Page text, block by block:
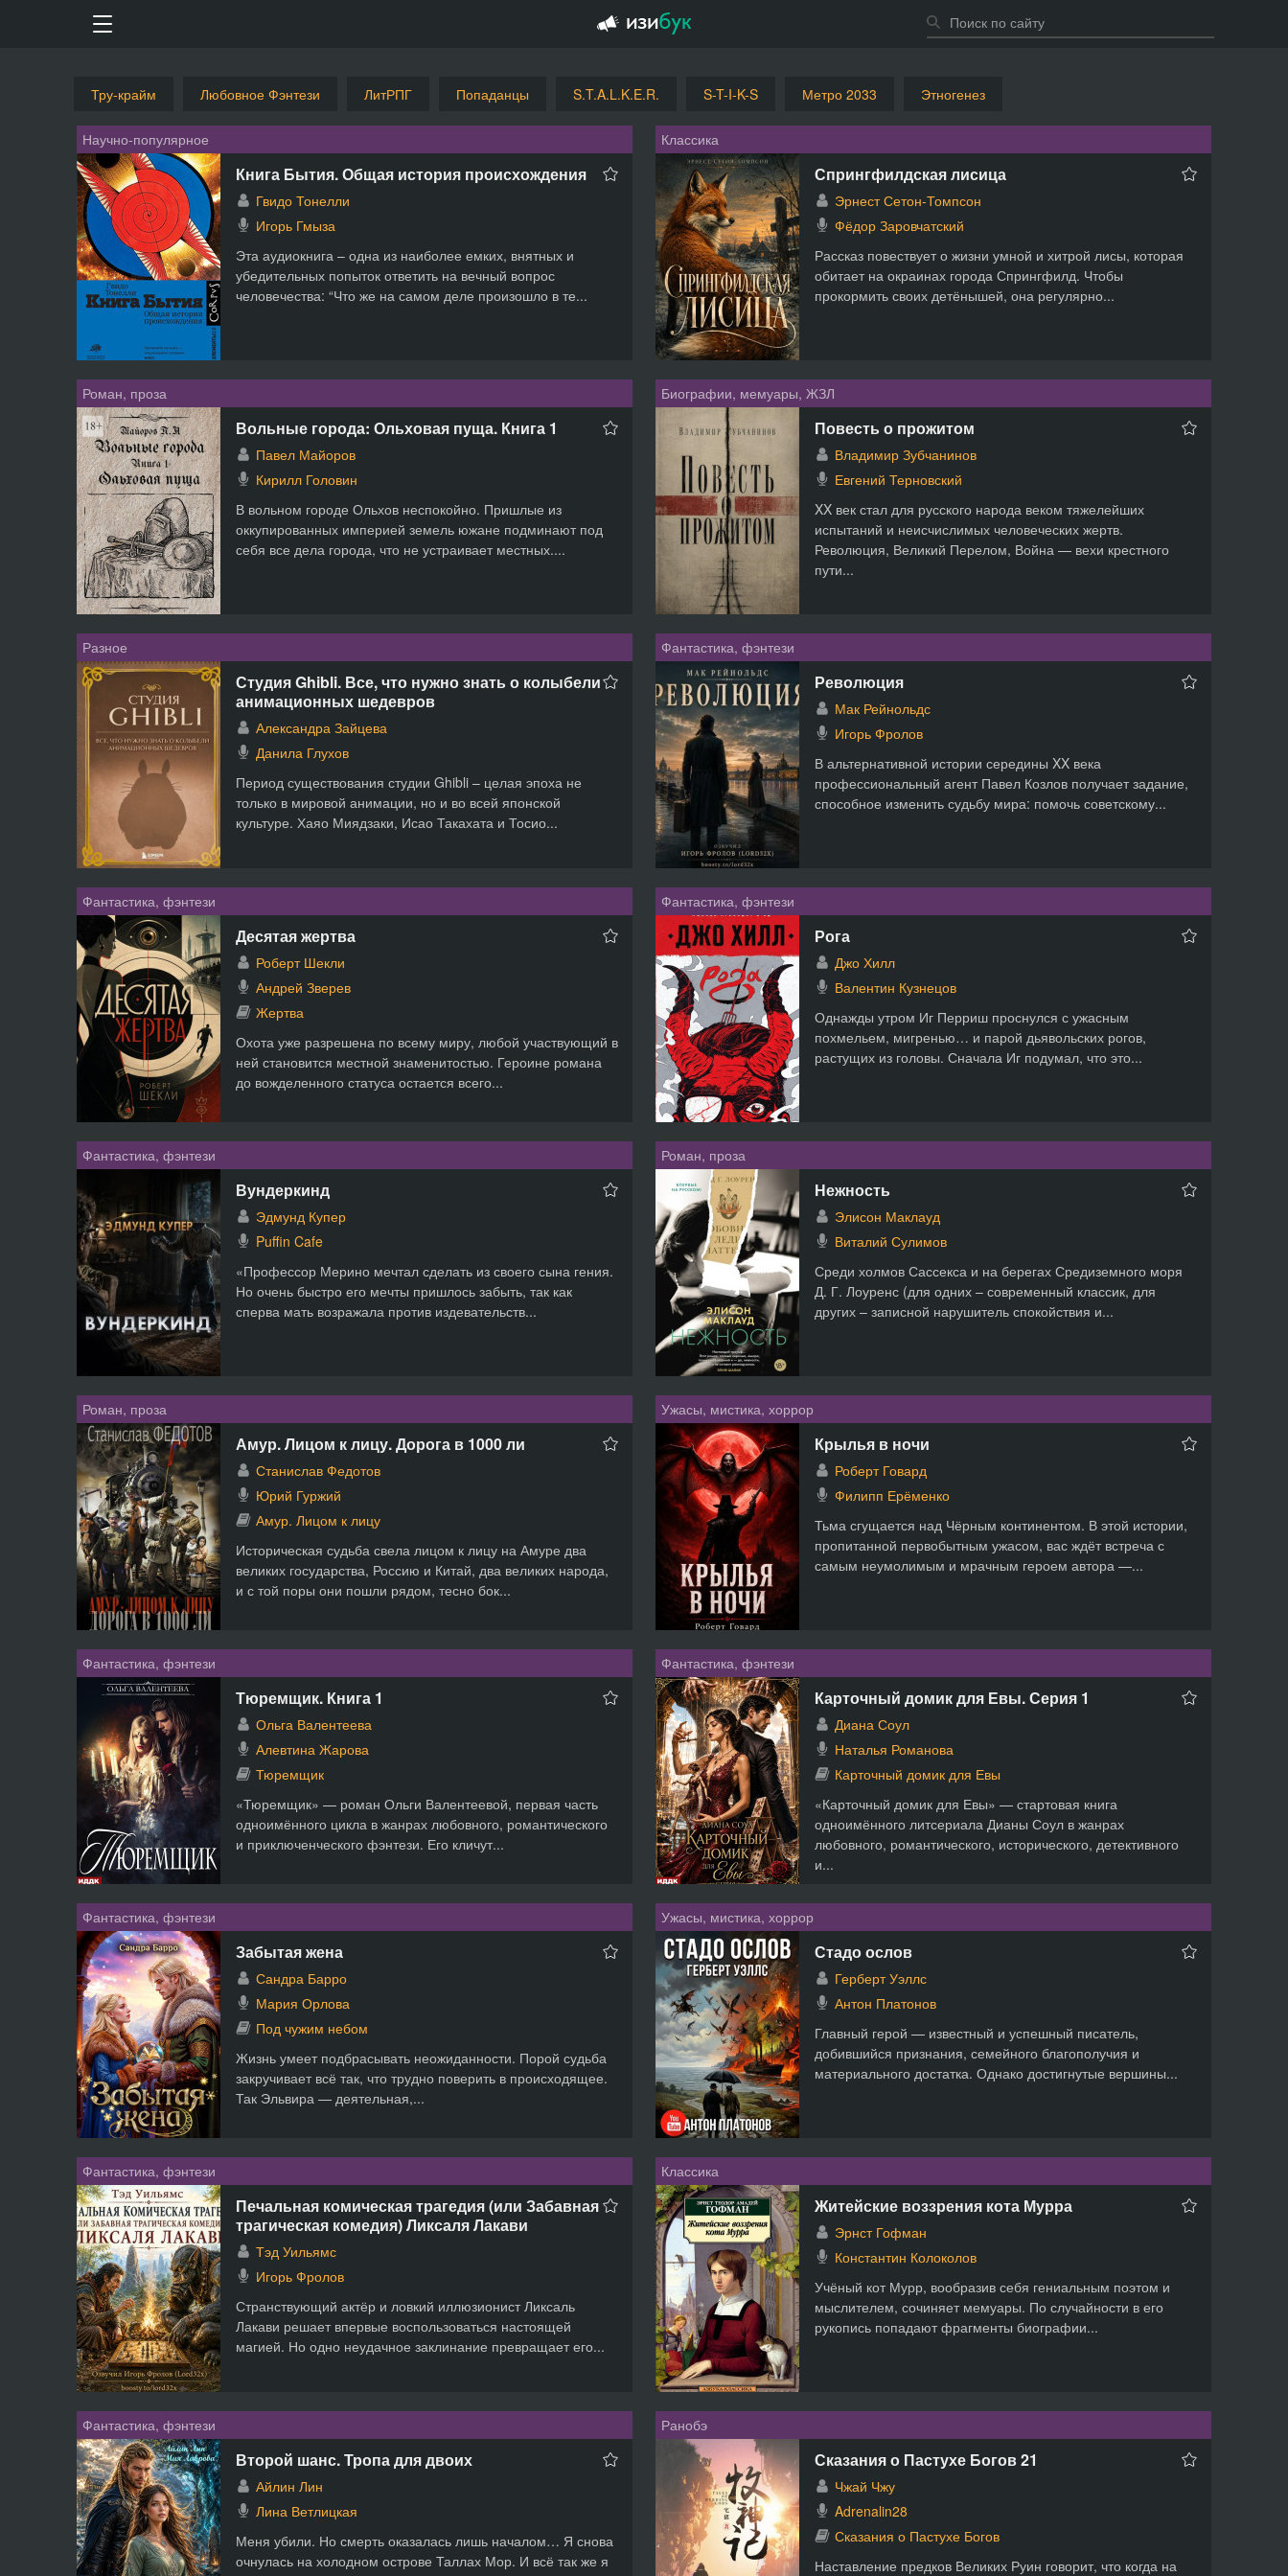
Тру-крайм Любовное Фэнтези ЛитРПГ Попаданцы S.T.A.L.K.E.R. S-T-I-K-S Метро 2033 Этногенез
Научно-популярное
Книга Бытия. Общая история происхождения
Гвидо Тонелли
Игорь Гмыза
Эта аудиокнига – одна из наиболее емких, внятных и
убедительных попыток ответить на вечный вопрос
человечества: “Что же на самом деле произошло в те...
Классика
Спрингфилдская лисица
Эрнест Сетон-Томпсон
Фёдор Заровчатский
Рассказ повествует о жизни умной и хитрой лисы, которая
обитает на окраинах города Спрингфилд. Чтобы
прокормить своих детёнышей, она регулярно...
Роман, проза
Вольные города: Ольховая пуща. Книга 1
Павел Майоров
Кирилл Головин
В вольном городе Ольхов неспокойно. Пришлые из
оккупированных империей земель южане подминают под
себя все дела города, что не устраивает местных....
Биографии, мемуары, ЖЗЛ
Повесть о прожитом
Владимир Зубчанинов
Евгений Терновский
XX век стал для русского народа веком тяжелейших
испытаний и неисчислимых человеческих жертв.
Революция, Великий Перелом, Война — вехи крестного
пути...
Разное
Студия Ghibli. Все, что нужно знать о колыбели
анимационных шедевров
Александра Зайцева
Данила Глухов
Период существования студии Ghibli – целая эпоха не
только в мировой анимации, но и во всей японской
культуре. Хаяо Миядзаки, Исао Такахата и Тосио...
Фантастика, фэнтези
Революция
Мак Рейнольдс
Игорь Фролов
В альтернативной истории середины XX века
профессиональный агент Павел Козлов получает задание,
способное изменить судьбу мира: помочь советскому...
Фантастика, фэнтези
Десятая жертва
Роберт Шекли
Андрей Зверев
Жертва
Охота уже разрешена по всему миру, любой участвующий в
ней становится местной знаменитостью. Героине романа
до вожделенного статуса остается всего...
Фантастика, фэнтези
Рога
Джо Хилл
Валентин Кузнецов
Однажды утром Иг Перриш проснулся с ужасным
похмельем, мигренью… и парой дьявольских рогов,
растущих из головы. Сначала Иг подумал, что это...
Фантастика, фэнтези
Вундеркинд
Эдмунд Купер
Puffin Cafe
«Профессор Мерино мечтал сделать из своего сына гения.
Но очень быстро его мечты пришлось забыть, так как
сперва мать возражала против издевательств...
Роман, проза
Нежность
Элисон Маклауд
Виталий Сулимов
Среди холмов Сассекса и на берегах Средиземного моря
Д. Г. Лоуренс (для одних – современный классик, для
других – записной нарушитель спокойствия и...
Роман, проза
Амур. Лицом к лицу. Дорога в 1000 ли
Станислав Федотов
Юрий Гуржий
Амур. Лицом к лицу
Историческая судьба свела лицом к лицу на Амуре два
великих государства, Россию и Китай, два великих народа,
и с той поры они пошли рядом, тесно бок...
Ужасы, мистика, хоррор
Крылья в ночи
Роберт Говард
Филипп Ерёменко
Тьма сгущается над Чёрным континентом. В этой истории,
пропитанной первобытным ужасом, вас ждёт встреча с
самым неумолимым и мрачным героем автора —...
Фантастика, фэнтези
Тюремщик. Книга 1
Ольга Валентеева
Алевтина Жарова
Тюремщик
«Тюремщик» — роман Ольги Валентеевой, первая часть
одноимённого цикла в жанрах любовного, романтического
и приключенческого фэнтези. Его кличут...
Фантастика, фэнтези
Карточный домик для Евы. Серия 1
Диана Соул
Наталья Романова
Карточный домик для Евы
«Карточный домик для Евы» — стартовая книга
одноимённого литсериала Дианы Соул в жанрах
любовного, романтического, исторического, детективного
и...
Фантастика, фэнтези
Забытая жена
Сандра Барро
Мария Орлова
Под чужим небом
Жизнь умеет подбрасывать неожиданности. Порой судьба
закручивает всё так, что трудно поверить в происходящее.
Так Эльвира — деятельная,...
Ужасы, мистика, хоррор
Стадо ослов
Герберт Уэллс
Антон Платонов
Главный герой — известный и успешный писатель,
добившийся признания, семейного благополучия и
материального достатка. Однако достигнутые вершины...
Фантастика, фэнтези
Печальная комическая трагедия (или Забавная
трагическая комедия) Ликсаля Лакави
Тэд Уильямс
Игорь Фролов
Странствующий актёр и ловкий иллюзионист Ликсаль
Лакави решает впервые воспользоваться настоящей
магией. Но одно неудачное заклинание превращает его...
Классика
Житейские воззрения кота Мурра
Эрнст Гофман
Константин Колоколов
Учёный кот Мурр, вообразив себя гениальным поэтом и
мыслителем, сочиняет мемуары. По случайности в его
рукопись попадают фрагменты биографии...
Фантастика, фэнтези
Второй шанс. Тропа для двоих
Айлин Лин
Лина Ветлицкая
Меня убили. Но смерть оказалась лишь началом… Я снова
очнулась на холодном острове Таллах Мор. И всё так же я
Ранобэ
Сказания о Пастухе Богов 21
Чжай Чжу
Adrenalin28
Сказания о Пастухе Богов
Наставление предков Великих Руин говорит, что когда на